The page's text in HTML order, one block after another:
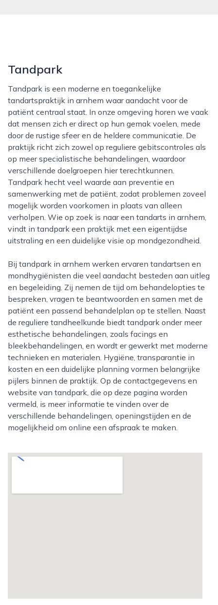
Tandpark
Tandpark is een moderne en toegankelijke
tandartspraktijk in arnhem waar aandacht voor de
patiënt centraal staat. In onze omgeving horen we vaak
dat mensen zich er direct op hun gemak voelen, mede
door de rustige sfeer en de heldere communicatie. De
praktijk richt zich zowel op reguliere gebitscontroles als
op meer specialistische behandelingen, waardoor
verschillende doelgroepen hier terechtkunnen.
Tandpark hecht veel waarde aan preventie en
samenwerking met de patiënt, zodat problemen zoveel
mogelijk worden voorkomen in plaats van alleen
verholpen. Wie op zoek is naar een tandarts in arnhem,
vindt in tandpark een praktijk met een eigentijdse
uitstraling en een duidelijke visie op mondgezondheid.
Bij tandpark in arnhem werken ervaren tandartsen en
mondhygiënisten die veel aandacht besteden aan uitleg
en begeleiding. Zij nemen de tijd om behandelopties te
bespreken, vragen te beantwoorden en samen met de
patiënt een passend behandelplan op te stellen. Naast
de reguliere tandheelkunde biedt tandpark onder meer
esthetische behandelingen, zoals facings en
bleekbehandelingen, en wordt er gewerkt met moderne
technieken en materialen. Hygiëne, transparantie in
kosten en een duidelijke planning vormen belangrijke
pijlers binnen de praktijk. Op de contactgegevens en
website van tandpark, die op deze pagina worden
vermeld, is meer informatie te vinden over de
verschillende behandelingen, openingstijden en de
mogelijkheid om online een afspraak te maken.